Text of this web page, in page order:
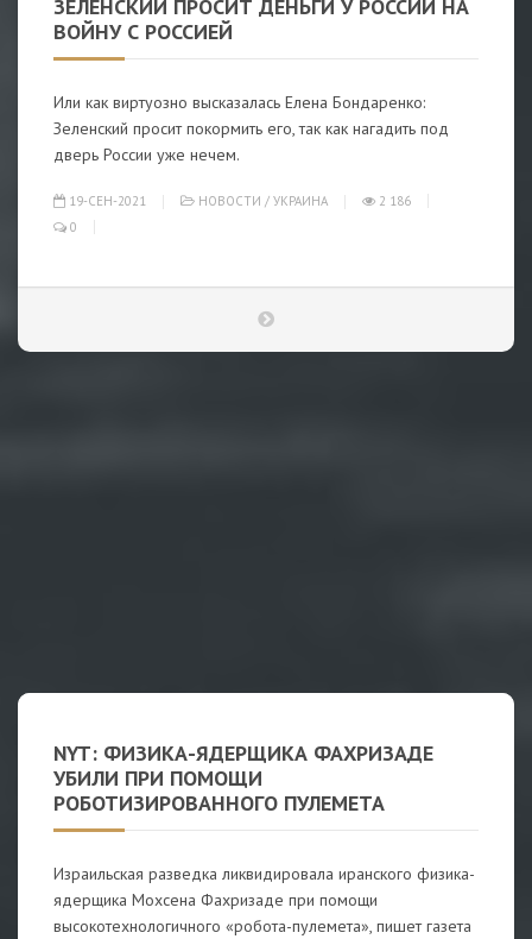
ЗЕЛЕНСКИЙ ПРОСИТ ДЕНЬГИ У РОССИИ НА
ВОЙНУ С РОССИЕЙ
Или как виртуозно высказалась Елена Бондаренко:
Зеленский просит покормить его, так как нагадить под
дверь России уже нечем.
19-СЕН-2021 НОВОСТИ / УКРАИНА
2 186
0
NYT: ФИЗИКА-ЯДЕРЩИКА ФАХРИЗАДЕ
УБИЛИ ПРИ ПОМОЩИ
РОБОТИЗИРОВАННОГО ПУЛЕМЕТА
Израильская разведка ликвидировала иранского физика-
ядерщика Мохсена Фахризаде при помощи
высокотехнологичного «робота-пулемета», пишет газета